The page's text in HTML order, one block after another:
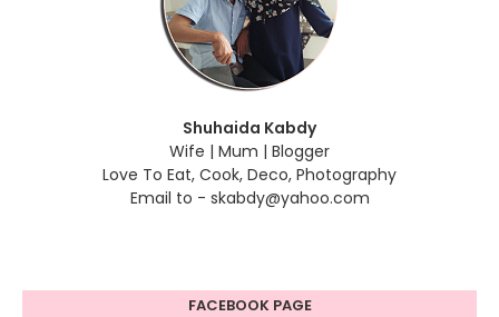
Shuhaida Kabdy
Wife | Mum | Blogger
Love To Eat, Cook, Deco, Photography
Email to - skabdy@yahoo.com
FACEBOOK PAGE